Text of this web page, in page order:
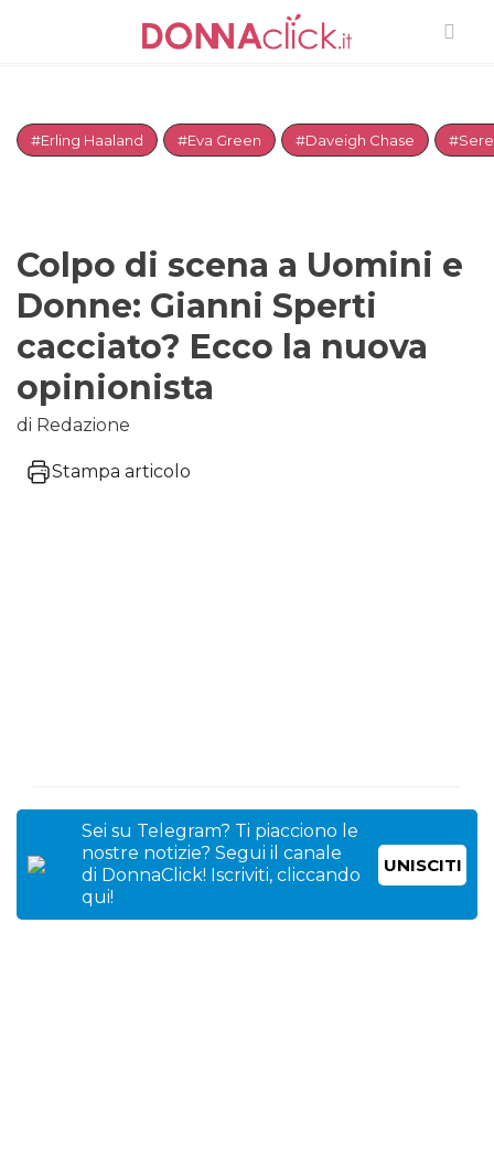
#Erling Haaland #Eva Green #Daveigh Chase
Colpo di scena a Uomini e
Donne: Gianni Sperti
cacciato? Ecco la nuova
opinionista
di Redazione
Stampa articolo
Sei su Telegram? Ti piacciono le
nostre notizie? Segui il canale
di DonnaClick! Iscriviti, cliccando
qui!
UNISCITI